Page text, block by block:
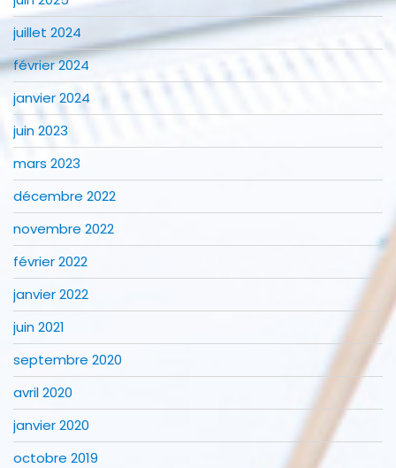
juillet 2024
février 2024
janvier 2024
juin 2023
mars 2023
décembre 2022
novembre 2022
février 2022
janvier 2022
juin 2021
septembre 2020
avril 2020
janvier 2020
octobre 2019